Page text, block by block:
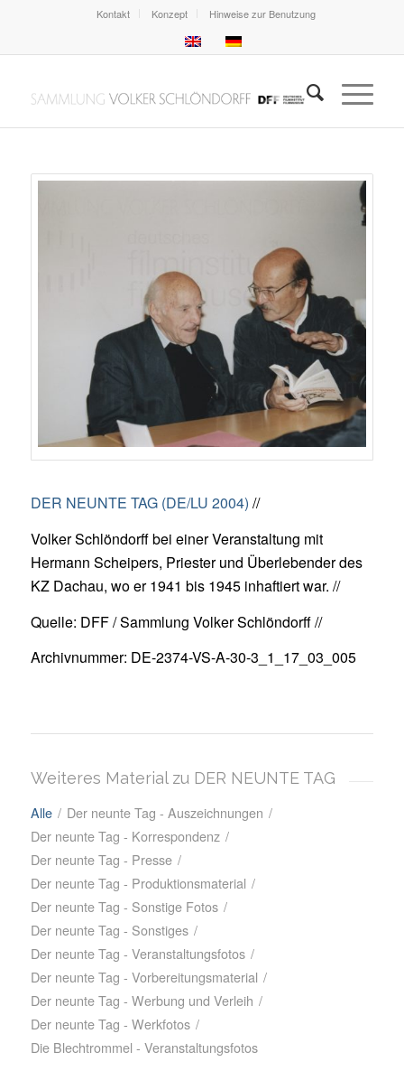
Kontakt Konzept Hinweise zur Benutzung
DER NEUNTE TAG (DE/LU 2004) //
Volker Schlöndorff bei einer Veranstaltung mit
Hermann Scheipers, Priester und Überlebender des
KZ Dachau, wo er 1941 bis 1945 inhaftiert war. //
Quelle: DFF / Sammlung Volker Schlöndorff //
Archivnummer: DE-2374-VS-A-30-3_1_17_03_005
Weiteres Material zu DER NEUNTE TAG
Alle / Der neunte Tag - Auszeichnungen /
Der neunte Tag - Korrespondenz /
Der neunte Tag - Presse /
Der neunte Tag - Produktionsmaterial /
Der neunte Tag - Sonstige Fotos /
Der neunte Tag - Sonstiges /
Der neunte Tag - Veranstaltungsfotos /
Der neunte Tag - Vorbereitungsmaterial /
Der neunte Tag - Werbung und Verleih /
Der neunte Tag - Werkfotos /
Die Blechtrommel - Veranstaltungsfotos